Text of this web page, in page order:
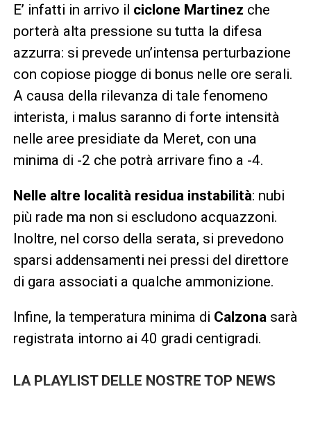
E’ infatti in arrivo il ciclone Martinez che
porterà alta pressione su tutta la difesa
azzurra: si prevede un’intensa perturbazione
con copiose piogge di bonus nelle ore serali.
A causa della rilevanza di tale fenomeno
interista, i malus saranno di forte intensità
nelle aree presidiate da Meret, con una
minima di -2 che potrà arrivare fino a -4.
Nelle altre località residua instabilità: nubi
più rade ma non si escludono acquazzoni.
Inoltre, nel corso della serata, si prevedono
sparsi addensamenti nei pressi del direttore
di gara associati a qualche ammonizione.
Infine, la temperatura minima di Calzona sarà
registrata intorno ai 40 gradi centigradi.
LA PLAYLIST DELLE NOSTRE TOP NEWS